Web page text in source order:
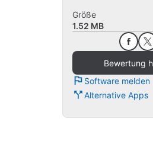
Größe
1.52 MB
Bewertung
Software melden
Alternative Apps